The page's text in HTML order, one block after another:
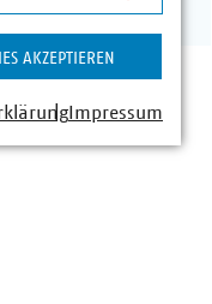
AKZEPTIEREN
Impressum